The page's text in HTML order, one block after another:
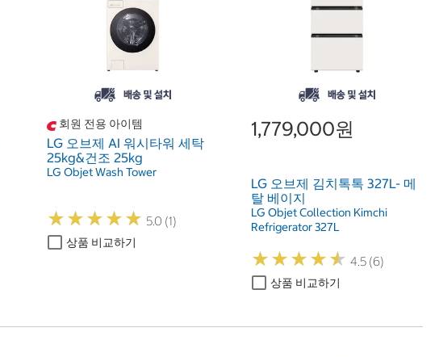
회원 전용 아이템
LG 오브제 AI 워시타워 세탁
25kg&건조 25kg
LG Objet Wash Tower
★★★★★
★★★★★ 5.0 (1)
상품 비교하기
1,779,000원
LG 오브제 김치톡톡 327L- 메
탈 베이지
LG Objet Collection Kimchi
Refrigerator 327L
★★★★★
★★★★★ 4.5 (6)
상품 비교하기